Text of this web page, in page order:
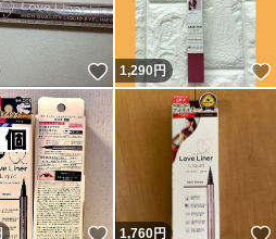
いいね！
1,290円
いいね！
1,760円